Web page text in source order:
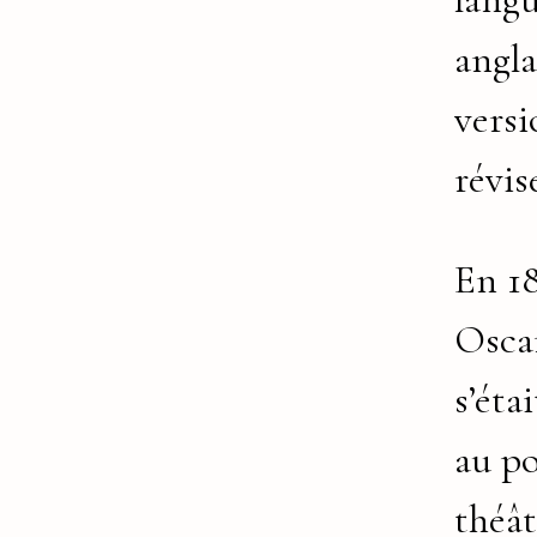
En
au